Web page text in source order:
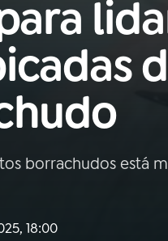
borrachudos está
18:00